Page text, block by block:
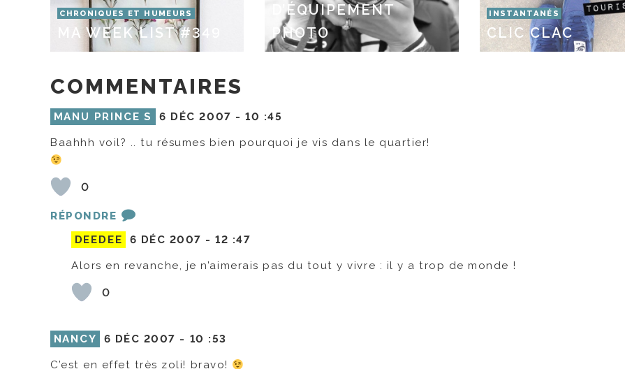
CHRONIQUES ET HUMEURS
MA WEEK LIST #349
D’ÉQUIPEMENT
PHOTO
INSTANTANÉS
CLIC CLAC
COMMENTAIRES
MANU PRINCE S 6 DÉC 2007 -10 :45
Baahhh voil? .. tu résumes bien pourquoi je vis dans le quartier!
0
RÉPONDRE
DEEDEE
6 DÉC 2007 -12 :47
Alors en revanche, je n’aimerais pas du tout y vivre : il y a trop de monde !
0
NANCY 6 DÉC 2007 - 10 :53
C’est en effet très zoli! bravo!